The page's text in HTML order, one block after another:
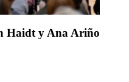
Haidt y Ana Ariño